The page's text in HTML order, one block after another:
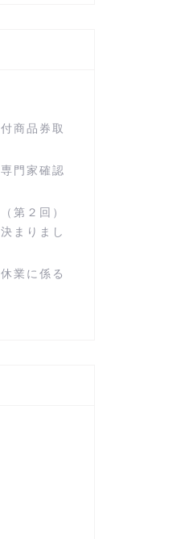
商品券取
門家確認
第２回）
まりまし
業に係る